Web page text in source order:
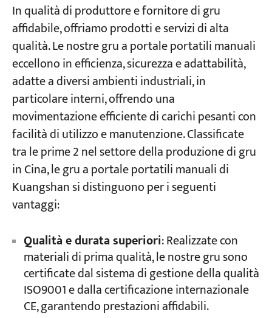
In qualità di produttore e fornitore di gru
affidabile, offriamo prodotti e servizi di alta
qualità. Le nostre gru a portale portatili manuali
eccellono in efficienza, sicurezza e adattabilità,
adatte a diversi ambienti industriali, in
particolare interni, offrendo una
movimentazione efficiente di carichi pesanti con
facilità di utilizzo e manutenzione. Classificate
tra le prime 2 nel settore della produzione di gru
in Cina, le gru a portale portatili manuali di
Kuangshan si distinguono per i seguenti
vantaggi:
Qualità e durata superiori: Realizzate con
materiali di prima qualità, le nostre gru sono
certificate dal sistema di gestione della qualità
ISO9001 e dalla certificazione internazionale
CE, garantendo prestazioni affidabili.